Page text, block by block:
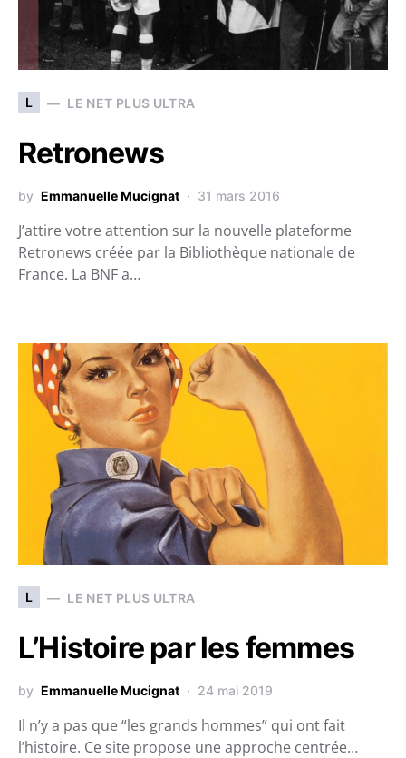
L LE NET PLUS ULTRA
Retronews
by Emmanuelle Mucignat 31 mars 2016
J’attire votre attention sur la nouvelle plateforme
Retronews créée par la Bibliothèque nationale de
France. La BNF a…
L LE NET PLUS ULTRA
L’Histoire par les femmes
by Emmanuelle Mucignat 24 mai 2019
Il n’y a pas que “les grands hommes” qui ont fait
l’histoire. Ce site propose une approche centrée…